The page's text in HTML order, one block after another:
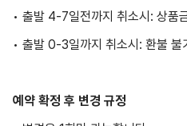
• 출발 4-7일전까지 취소시: 상품
• 출발 0-3일까지 취소시: 환불 불
예약 확정 후 변경 규정